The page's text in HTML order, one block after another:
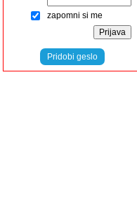
zapomni si me
Pridobi geslo